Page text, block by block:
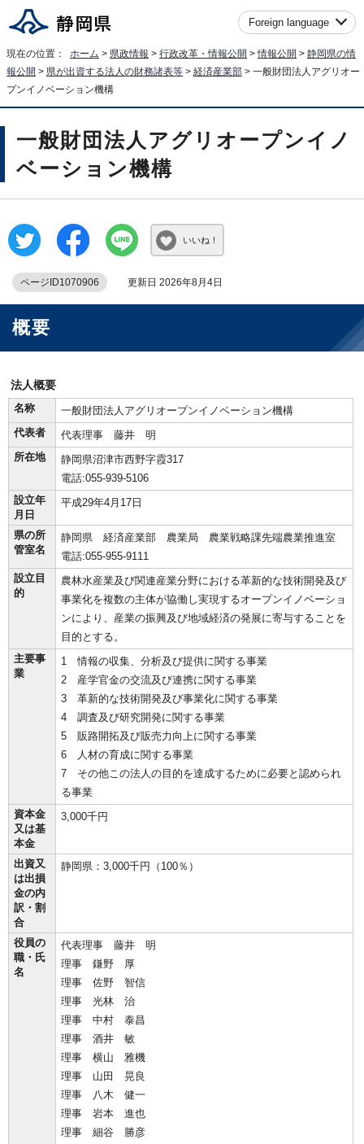
Foreign language
現在の位置： ホーム > 県政情報 > 行政改革・情報公開 >情報公開 > 静岡県の情
報公開 > 県が出資する法人の財務諸表等 > 経済産業部 > 一般財団法人アグリオー
プンイノベーション機構
一般財団法人アグリオープンイノ
ベーション機構
いいね！
ページID1070906 更新日 2026年8月4日
概要
法人概要
名称
一般財団法人アグリオープンイノベーション機構
代表者
代表理事 藤井 明
所在地
静岡県沼津市西野字霞317
電話:055-939-5106
設立年
月日
平成29年4月17日
県の所
管室名
静岡県 経済産業部 農業局 農業戦略課先端農業推進室
電話:055-955-9111
設立目
的
農林水産業及び関連産業分野における革新的な技術開発及び
事業化を複数の主体が協働し実現するオープンイノベーショ
ンにより、産業の振興及び地域経済の発展に寄与することを
目的とする。
主要事
業
1 情報の収集、分析及び提供に関する事業
2 産学官金の交流及び連携に関する事業
3 革新的な技術開発及び事業化に関する事業
4 調査及び研究開発に関する事業
5 販路開拓及び販売力向上に関する事業
6 人材の育成に関する事業
7 その他この法人の目的を達成するために必要と認められ
る事業
資本金
又は基
本金
3,000千円
出資又
は出損
金の内
訳・割
合
静岡県：3,000千円（100％）
役員の
職・氏
名
代表理事 藤井 明
理事 鎌野 厚
理事 佐野 智信
理事 光林 治
理事 中村 泰昌
理事 酒井 敏
理事 横山 雅機
理事 山田 晃良
理事 八木 健一
理事 岩本 進也
理事 細谷 勝彦